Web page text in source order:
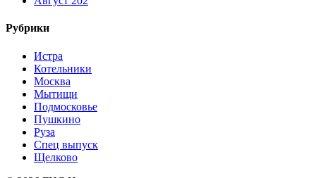
Рубрики
Истра
Котельники
Москва
Мытищи
Подмосковье
Пушкино
Руза
Спец выпуск
Щелково